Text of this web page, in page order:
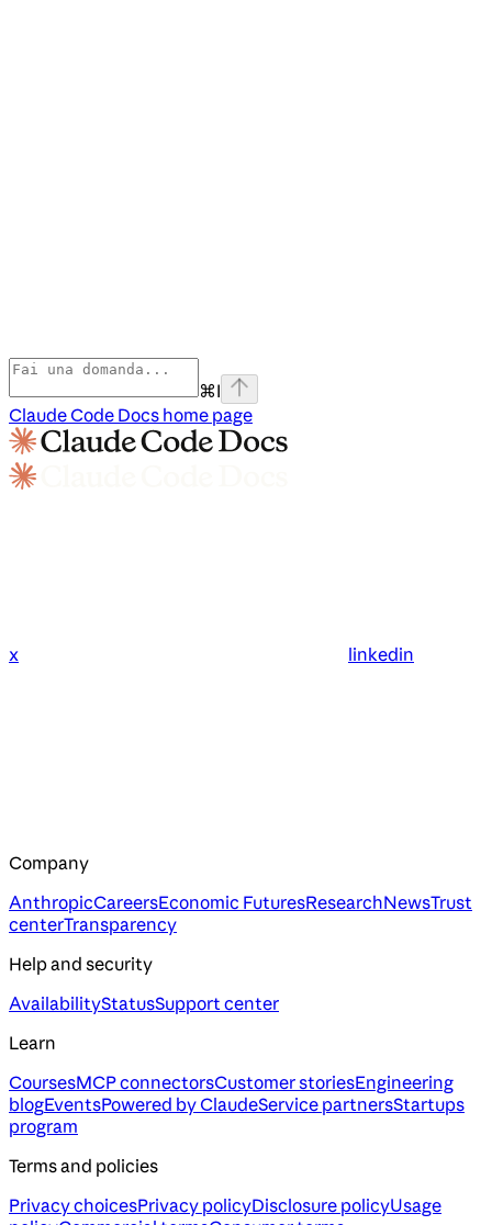
⌘I
Claude Code Docs home page
x linkedin
Company
AnthropicCareersEconomic FuturesResearchNewsTrust
centerTransparency
Help and security
AvailabilityStatusSupport center
Learn
CoursesMCP connectorsCustomer storiesEngineering
blogEventsPowered by ClaudeService partnersStartups
program
Terms and policies
Privacy choicesPrivacy policyDisclosure policyUsage